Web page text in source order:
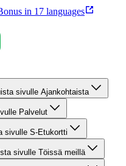
in 17 languages
sivulle Ajankohtaista
Palvelut
sivulle S-Etukortti
sivulle Töissä meillä